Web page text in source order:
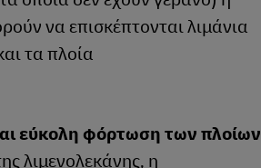
να επισκέπτονται λιμάνια
τα πλοία
εύκολη φόρτωση των πλοίων
λιμενολεκάνης, η